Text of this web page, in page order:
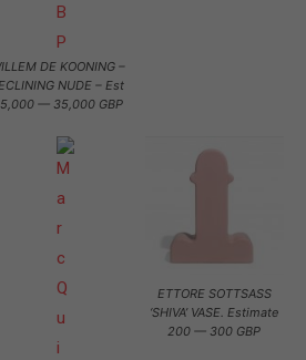
DE KOONING –
NUDE – Est
— 35,000 GBP
ETTORE SOTTSASS
‘SHIVA’ VASE. Estimate
200 — 300 GBP